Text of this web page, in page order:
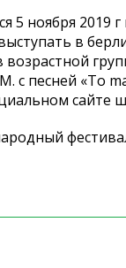
5 ноября 2019
в
с песней «To
сайте